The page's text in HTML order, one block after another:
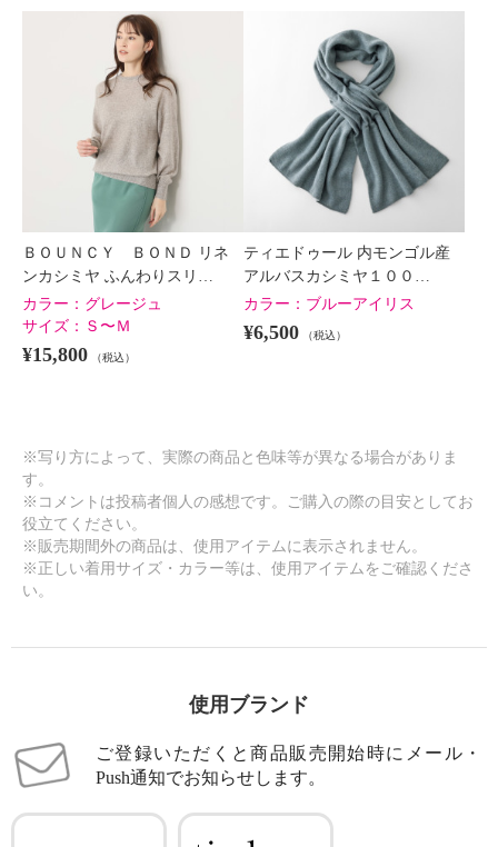
ＢＯＵＮＣＹ ＢＯＮＤ リネ
ンカシミヤ ふんわりスリ…
カラー： グレージュ
サイズ： Ｓ〜Ｍ
¥15,800 （税込）
ティエドゥール 内モンゴル産
アルバスカシミヤ１００…
カラー： ブルーアイリス
¥6,500 （税込）
※写り方によって、実際の商品と色味等が異なる場合がありま
す。
※コメントは投稿者個人の感想です。ご購入の際の目安としてお
役立てください。
※販売期間外の商品は、使用アイテムに表示されません。
※正しい着用サイズ・カラー等は、使用アイテムをご確認くださ
い。
使用ブランド
ご登録いただくと商品販売開始時にメール・
Push通知でお知らせします。